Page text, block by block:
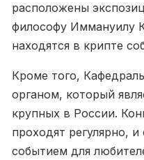
расположены
философу Иммануилу
находятся в крипте
Кроме того,
органом, который
крупных в России.
проходят регулярно,
событием для